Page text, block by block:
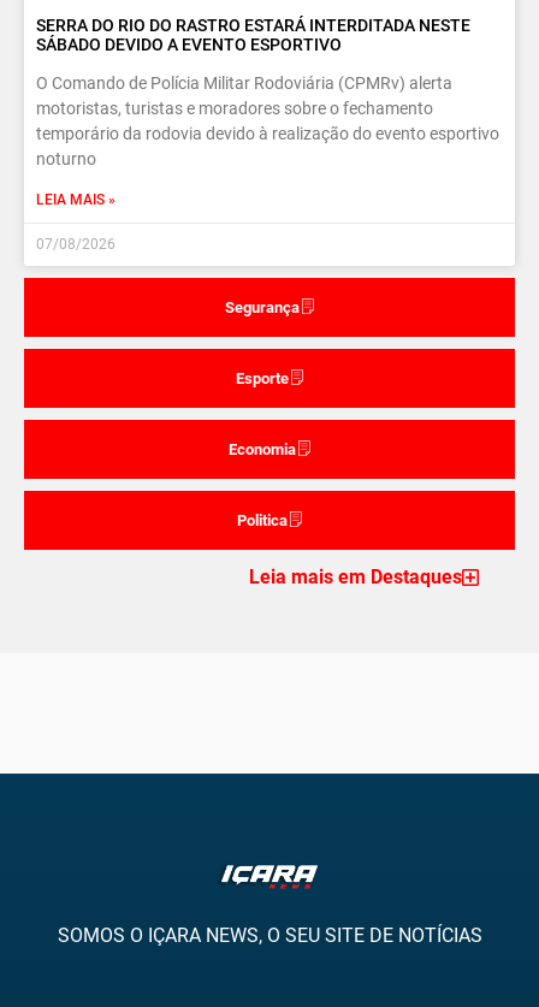
Segurança
Esporte
Economia
Politica
SERRA DO RIO DO RASTRO ESTARÁ INTERDITADA NESTE
SÁBADO DEVIDO A EVENTO ESPORTIVO
O Comando de Polícia Militar Rodoviária (CPMRv) alerta
motoristas, turistas e moradores sobre o fechamento
temporário da rodovia devido à realização do evento esportivo
noturno
LEIA MAIS »
07/08/2026
Leia mais em Destaques
SOMOS O IÇARA NEWS, O SEU SITE DE NOTÍCIAS